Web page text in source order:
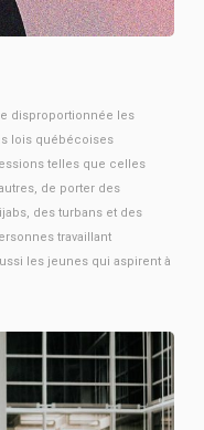
disproportionnée les
lois québécoises
telles que celles
de porter des
des turbans et des
travaillant
les jeunes qui aspirent à